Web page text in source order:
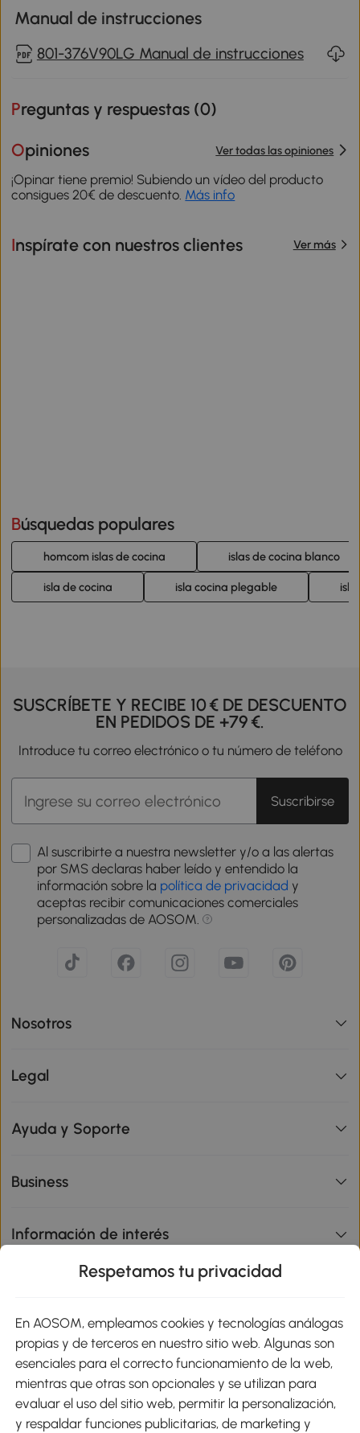
Manual de instrucciones
801-376V90LG Manual de instrucciones
Preguntas y respuestas (0)
Opiniones Ver todas las opiniones
¡Opinar tiene premio! Subiendo un vídeo del producto
consigues 20€ de descuento. Más info
Inspírate con nuestros clientes Ver más
Búsquedas populares
homcom islas de cocina islas de cocina blanco
isla de cocina isla cocina plegable isla
SUSCRÍBETE Y RECIBE 10 € DE DESCUENTO
EN PEDIDOS DE +79 €.
Introduce tu correo electrónico o tu número de teléfono
Suscribirse
Al suscribirte a nuestra newsletter y/o a las alertas
por SMS declaras haber leído y entendido la
información sobre la política de privacidad y
aceptas recibir comunicaciones comerciales
personalizadas de AOSOM.
Nosotros
Legal
Ayuda y Soporte
Business
Información de interés
Métodos de Pago
Respetamos tu privacidad
En AOSOM, empleamos cookies y tecnologías análogas
propias y de terceros en nuestro sitio web. Algunas son
esenciales para el correcto funcionamiento de la web,
mientras que otras son opcionales y se utilizan para
evaluar el uso del sitio web, permitir la personalización,
y respaldar funciones publicitarias, de marketing y